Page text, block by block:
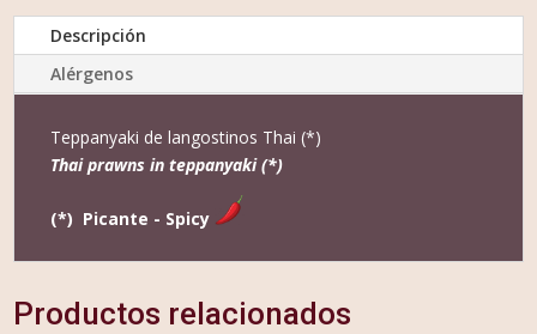
Descripción
Alérgenos
Teppanyaki de langostinos Thai (*)
Thai prawns in teppanyaki (*)
(*) Picante - Spicy
Productos relacionados